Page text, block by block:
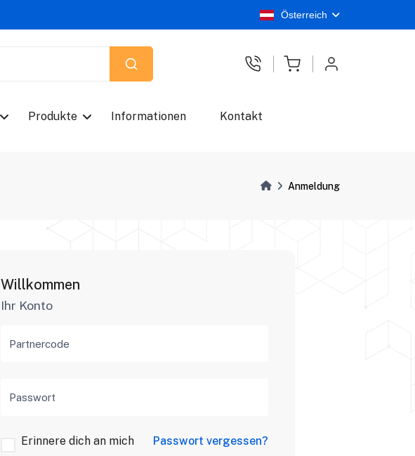
Österreich
Produkte Informationen Kontakt
Anmeldung
Willkommen
Ihr Konto
Partnercode
Passwort
Erinnere dich an mich Passwort vergessen?